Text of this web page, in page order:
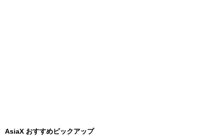
AsiaX おすすめピックアップ